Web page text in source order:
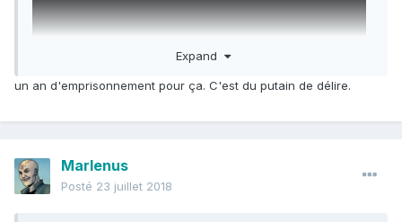
Expand
un an d'emprisonnement pour ça. C'est du putain de délire.
Marlenus
Posté 23 juillet 2018